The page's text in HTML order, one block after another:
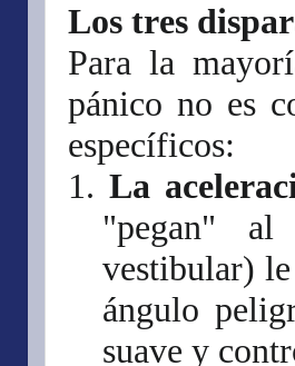
Los tres
Para la
pánico no es
específicos:
1. La
"pegan"
vestibular)
ángulo
suave y